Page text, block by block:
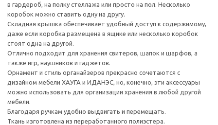
в гардероб, на полку стеллажа или просто на пол. Несколько
коробок можно ставить одну на другу.
Складная крышка обеспечивает удобный доступ к содержимому,
даже если коробка размещена в ящике или несколько коробок
стоят одна на другой.
Отлично подходит для хранения свитеров, шапок и шарфов, а
также игр, наушников и гаджетов.
Орнамент и стиль органайзеров прекрасно сочетаются с
дизайном мебели ХАУГА и ИДАНЭС, но, конечно, эти аксессуары
можно использовать для организации хранения в любой другой
мебели.
Благодаря ручкам удобно выдвигать и перемещать.
Ткань изготовлена из переработанного полиэстера.